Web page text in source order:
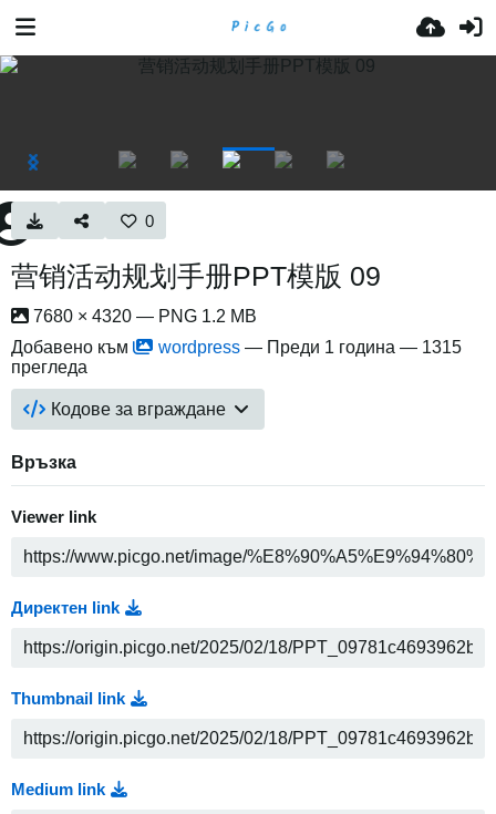
0
营销活动规划手册PPT模版 09
7680 × 4320 — PNG 1.2 MB
Добавено към
wordpress — Преди 1 година — 1315
прегледа
Кодове за вграждане
Връзка
Viewer link
Директен link
Thumbnail link
Medium link